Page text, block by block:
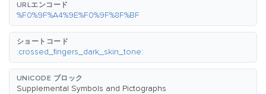
URLエンコード
%F0%9F%A4%9E%F0%9F%8F%BF
ショートコード
:crossed_fingers_dark_skin_tone:
UNICODE ブロック
Supplemental Symbols and Pictographs